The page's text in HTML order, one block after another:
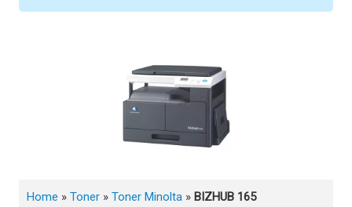
Home » Toner » Toner Minolta » BIZHUB 165